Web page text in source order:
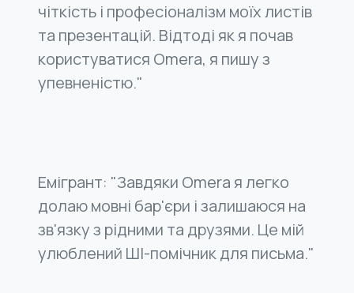
чіткість і професіоналізм моїх листів
та презентацій. Відтоді як я почав
користуватися Omera, я пишу з
упевненістю."
Емігрант: "Завдяки Omera я легко
долаю мовні бар'єри і залишаюся на
зв'язку з рідними та друзями. Це мій
улюблений ШІ-помічник для письма."